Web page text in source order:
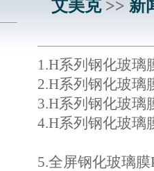
艾美克>> 新
1.H系列钢化玻璃
2.H系列钢化玻璃
3.H系列钢化玻璃
4.H系列钢化玻璃
5.全屏钢化玻璃膜